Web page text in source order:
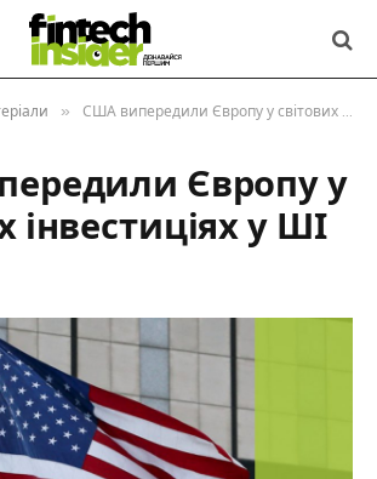
» США випередили Європу у світових інвестиціях у ШІ
Європу у
інвестиціях у ШІ